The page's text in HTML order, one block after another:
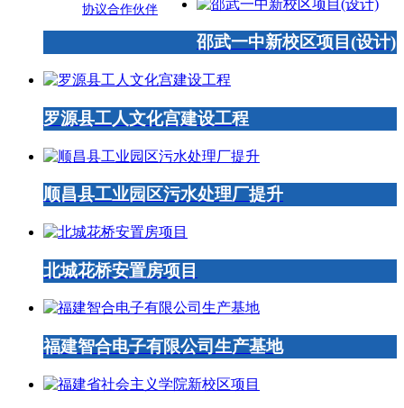
协议合作伙伴
邵武一中新校区项目(设计)
罗源县工人文化宫建设工程
顺昌县工业园区污水处理厂提升
北城花桥安置房项目
福建智合电子有限公司生产基地